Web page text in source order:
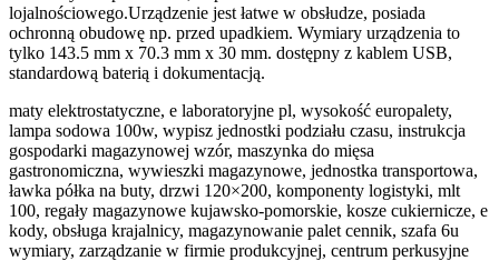
lojalnościowego.Urządzenie jest łatwe w obsłudze, posiada
ochronną obudowę np. przed upadkiem. Wymiary urządzenia to
tylko 143.5 mm x 70.3 mm x 30 mm. dostępny z kablem USB,
standardową baterią i dokumentacją.
maty elektrostatyczne, e laboratoryjne pl, wysokość europalety,
lampa sodowa 100w, wypisz jednostki podziału czasu, instrukcja
gospodarki magazynowej wzór, maszynka do mięsa
gastronomiczna, wywieszki magazynowe, jednostka transportowa,
ławka półka na buty, drzwi 120×200, komponenty logistyki, mlt
100, regały magazynowe kujawsko-pomorskie, kosze cukiernicze, e
kody, obsługa krajalnicy, magazynowanie palet cennik, szafa 6u
wymiary, zarządzanie w firmie produkcyjnej, centrum perkusyjne